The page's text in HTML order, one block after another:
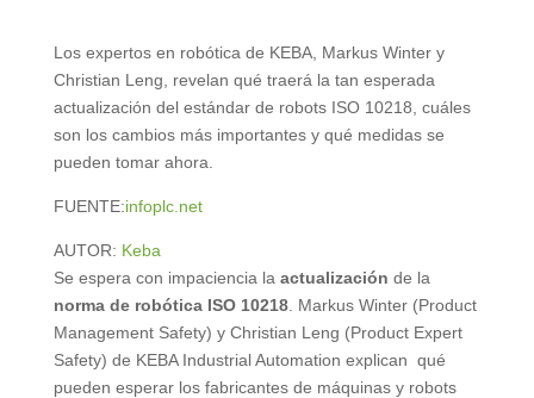
Los expertos en robótica de KEBA, Markus Winter y
Christian Leng, revelan qué traerá la tan esperada
actualización del estándar de robots ISO 10218, cuáles
son los cambios más importantes y qué medidas se
pueden tomar ahora.
FUENTE:infoplc.net
AUTOR: Keba
Se espera con impaciencia la actualización de la
norma de robótica ISO 10218. Markus Winter (Product
Management Safety) y Christian Leng (Product Expert
Safety) de KEBA Industrial Automation explican qué
pueden esperar los fabricantes de máquinas y robots